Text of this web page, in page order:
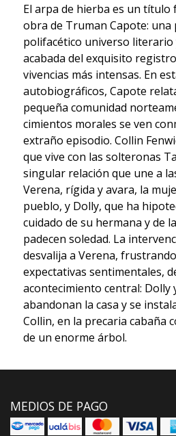
El arpa de hierba es un título
obra de Truman Capote: una
polifacético universo literario
acabada del exquisito
vivencias más intensas. En
autobiográficos, Capote
pequeña comunidad
cimientos morales se ven
extraño episodio. Collin
que vive con las solteronas
singular relación que une a
Verena, rígida y avara, la
pueblo, y Dolly, que ha
cuidado de su hermana y de
padecen soledad. La
desvalija a Verena,
expectativas sentimentales,
acontecimiento central: Dolly
abandonan la casa y se
Collin, en la precaria cabaña
de un enorme árbol.
MEDIOS DE PAGO